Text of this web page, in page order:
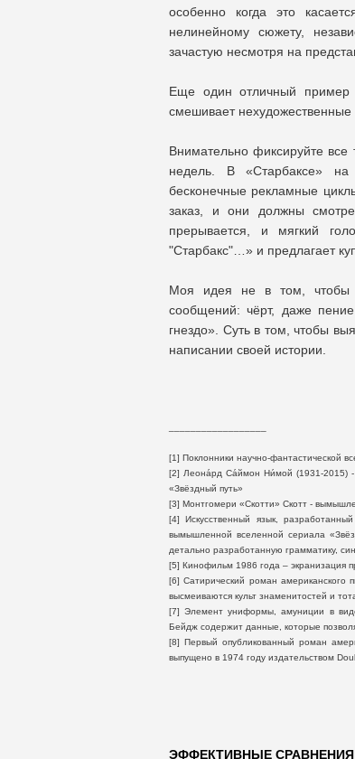
особенно когда это
нелинейному сюжету,
зачастую несмотря на
Еще один отличный пример
смешивает
Внимательно фиксируйте все
недель. В «Старбаксе» на
бесконечные рекламные
заказ, и они должны
прерывается, и мягкий
"Старбакс"…» и предлагает
Моя идея не в том, чтобы
сообщений: чёрт, даже
гнездо». Суть в том, чтобы
написании своей истории.
[1] Поклонники научно-фантастической
[2] Леона́рд Са́ймон Ни́мой (1931-2015) -
«Звёздный путь»
[3] Монтгомери «Скотти» Скотт -
[4] Искусственный язык,
вымышленной вселенной сериала
детально разработанную грамматику,
[5] Кинофильм 1986 года – экранизация
[6] Сатирический роман американского
высмеиваются культ знаменитостей и
[7] Элемент униформы, амуниции в
Бейдж содержит данные, которые
[8] Первый опубликованный роман
выпущено в 1974 году издательством
ЭФФЕКТИВНЫЕ СРАВНЕНИЯ